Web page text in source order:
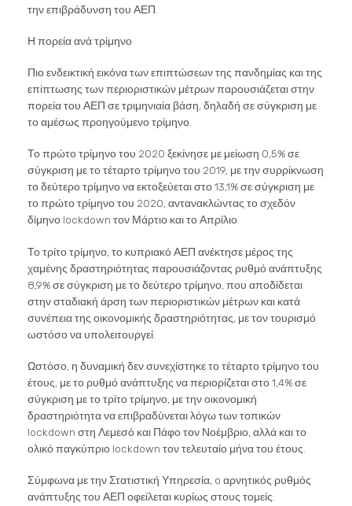
την επιβράδυνση του ΑΕΠ.
Η πορεία ανά τρίμηνο
Πιο ενδεικτική εικόνα των επιπτώσεων της πανδημίας και της
επίπτωσης των περιοριστικών μέτρων παρουσιάζεται στην
πορεία του ΑΕΠ σε τριμηνιαία βάση, δηλαδή σε σύγκριση με
το αμέσως προηγούμενο τρίμηνο.
Το πρώτο τρίμηνο του 2020 ξεκίνησε με μείωση 0,5% σε
σύγκριση με το τέταρτο τρίμηνο του 2019, με την συρρίκνωση
το δεύτερο τρίμηνο να εκτοξεύεται στο 13,1% σε σύγκριση με
το πρώτο τρίμηνο του 2020, αντανακλώντας το σχεδόν
δίμηνο lockdown τον Μάρτιο και το Απρίλιο.
Το τρίτο τρίμηνο, το κυπριακό ΑΕΠ ανέκτησε μέρος της
χαμένης δραστηριότητας παρουσιάζοντας ρυθμό ανάπτυξης
8,9% σε σύγκριση με το δεύτερο τρίμηνο, που αποδίδεται
στην σταδιακή άρση των περιοριστικών μέτρων και κατά
συνέπεια της οικονομικής δραστηριότητας, με τον τουρισμό
ωστόσο να υπολειτουργεί.
Ωστόσο, η δυναμική δεν συνεχίστηκε το τέταρτο τρίμηνο του
έτους, με το ρυθμό ανάπτυξης να περιορίζεται στο 1,4% σε
σύγκριση με το τρίτο τρίμηνο, με την οικονομική
δραστηριότητα να επιβραδύνεται λόγω των τοπικών
lockdown στη Λεμεσό και Πάφο τον Νοέμβριο, αλλά και το
ολικό παγκύπριο lockdown τον τελευταίο μήνα του έτους.
Σύμφωνα με την Στατιστική Υπηρεσία, o αρνητικός ρυθμός
ανάπτυξης του ΑΕΠ οφείλεται κυρίως στους τομείς: